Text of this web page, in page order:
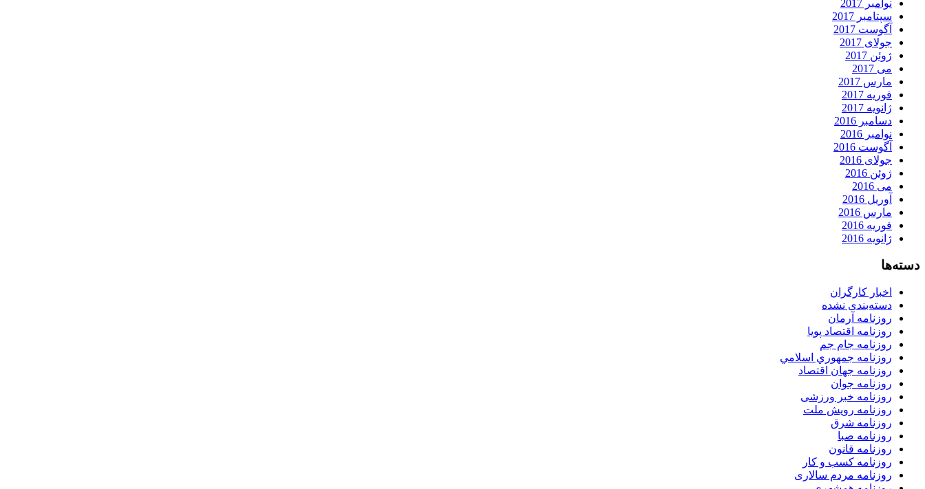
نوامبر 2017
سپتامبر 2017
آگوست 2017
جولای 2017
ژوئن 2017
می 2017
مارس 2017
فوریه 2017
ژانویه 2017
دسامبر 2016
نوامبر 2016
آگوست 2016
جولای 2016
ژوئن 2016
می 2016
آوریل 2016
مارس 2016
فوریه 2016
ژانویه 2016
دسته‌ها
اخبار کارگران
دسته‌بندی نشده
روزنامه آرمان
روزنامه اقتصاد پویا
روزنامه جام جم
روزنامه جمهوري اسلامي
روزنامه جهان اقتصاد
روزنامه جوان
روزنامه خبر ورزشى
روزنامه رویش ملت
روزنامه شرق
روزنامه صبا
روزنامه قانون
روزنامه كسب و كار
روزنامه مردم سالاری